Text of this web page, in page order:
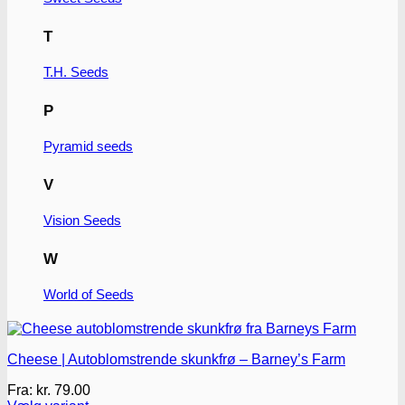
T
T.H. Seeds
P
Pyramid seeds
V
Vision Seeds
W
World of Seeds
Cheese | Autoblomstrende skunkfrø – Barney’s Farm
Fra: kr. 79.00